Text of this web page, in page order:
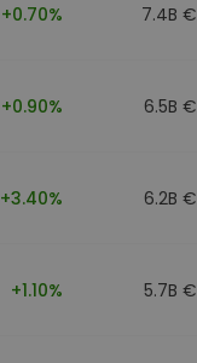
+0.70% 7.4B €
+0.90% 6.5B €
+3.40% 6.2B €
+1.10% 5.7B €